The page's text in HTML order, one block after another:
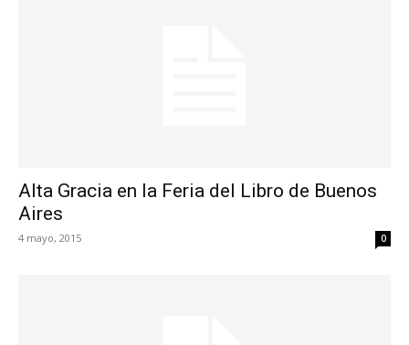
Alta Gracia en la Feria del Libro de Buenos
Aires
4 mayo, 2015 0